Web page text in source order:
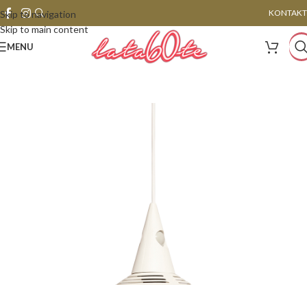
Skip to navigation
Skip to main content
KONTAKT
MENU